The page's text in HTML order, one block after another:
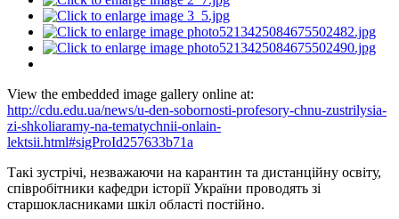
View the embedded image gallery online at:
http://cdu.edu.ua/news/u-den-sobornosti-profesory-chnu-zustrilysia-
zi-shkoliaramy-na-tematychnii-onlain-
lektsii.html#sigProId257633b71a
Такі зустрічі, незважаючи на карантин та дистанційну освіту,
співробітники кафедри історії України проводять зі
старшокласниками шкіл області постійно.